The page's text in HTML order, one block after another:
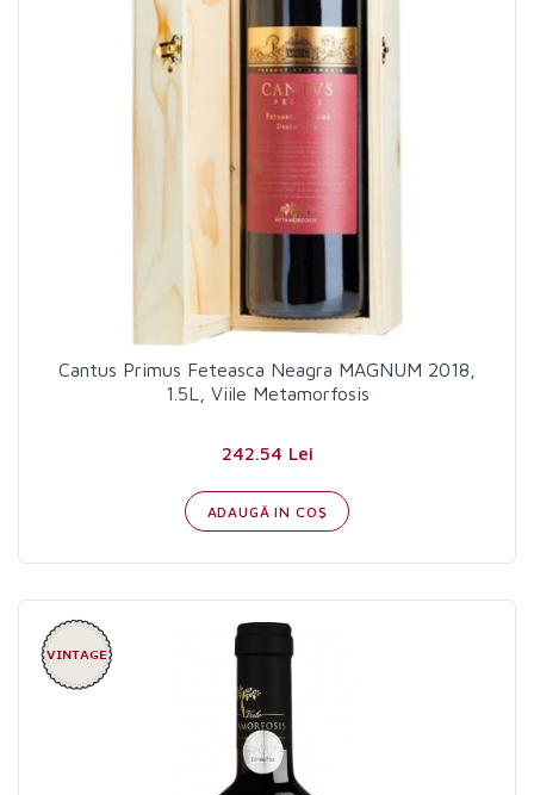
Cantus Primus Feteasca Neagra MAGNUM 2018,
1.5L, Viile Metamorfosis
242.54 Lei
ADAUGĂ IN COŞ